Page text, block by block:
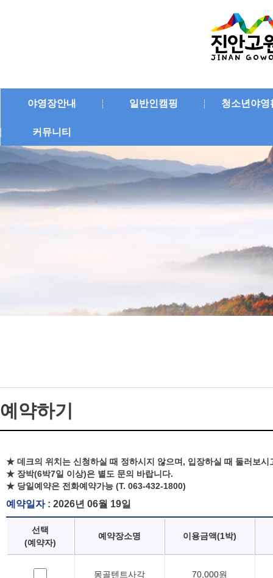
야영장안내 일반인캠핑 청소년야영
커뮤니티
예약하기
★ 데크의 위치는 신청하실 때 정하시지 않으며, 입장하실 때 둘러보시
★ 장박(6박7일 이상)은 별도 문의 바랍니다.
★ 당일예약은 전화예약가능 (T. 063-432-1800)
예약일자: 2026년 06월 19일
선택
(예약자)
예약장소명 이용금액(1박)
몽골텐트사각 70,000원